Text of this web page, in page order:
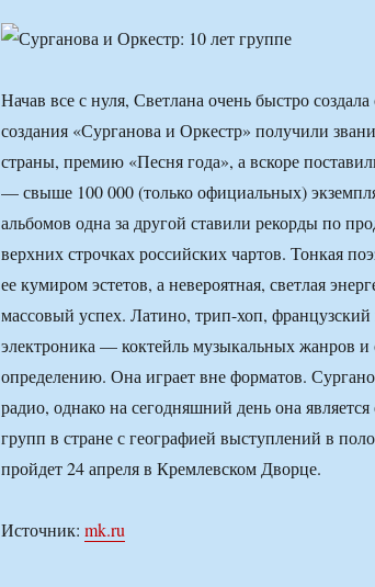
Начав все с нуля, Светлана очень быстро
создания «Сурганова и Оркестр» получили
страны, премию «Песня года», а вскоре
— свыше 100 000 (только официальных)
альбомов одна за другой ставили рекорды по
верхних строчках российских чартов. Тонкая
ее кумиром эстетов, а невероятная, светлая
массовый успех. Латино, трип-хоп,
электроника — коктейль музыкальных жанров и
определению. Она играет вне форматов.
радио, однако на сегодняшний день она
групп в стране с географией выступлений в
пройдет 24 апреля в Кремлевском Дворце.
Источник: mk.ru